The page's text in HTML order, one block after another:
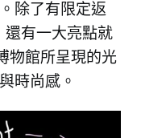
除了有限定返
還有一大亮點就
物館所呈現的光
時尚感。